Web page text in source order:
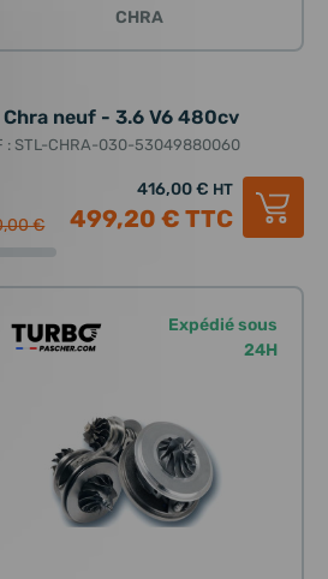
CHRA
Chra neuf - 3.6 V6 480cv
: STL-CHRA-030-53049880060
€
416,00 € HT
499,20 € TTC
Expédié sous
24H